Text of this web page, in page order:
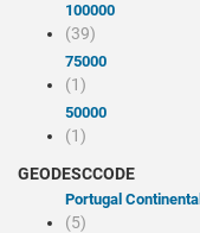
100000
(39)
75000
(1)
50000
(1)
GEODESCCODE
Portugal Continental
(5)